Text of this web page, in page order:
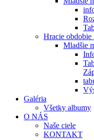
Hracie obdobie
Mladšie
Galéria
Všetky albumy
O NÁS
Naše ciele
KONTAKT